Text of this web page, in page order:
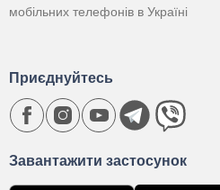
мобільних телефонів в Україні
Завантажити застосунок
Приєднуйтесь